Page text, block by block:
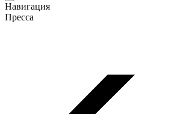
Навигация
Пресса